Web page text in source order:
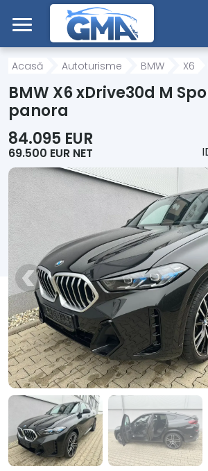
Mergi direct la conținutul principal
Acasă
Autoturisme
Motociclete
Autoutilitare
Alte tipuri vehicule
Despre Noi
Contact
Acasă Autoturisme BMW X6
BMW X6 xDrive30d M
panora
84.095 EUR
69.500 EUR NET